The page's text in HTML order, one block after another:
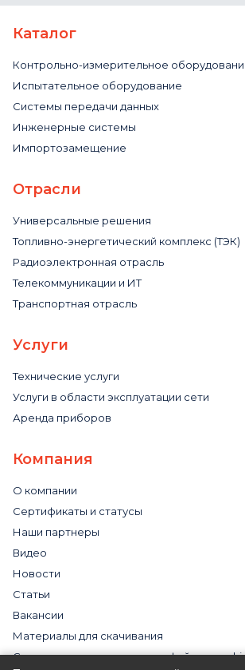
Каталог
Контрольно-измерительное
Испытательное оборудование
Системы передачи данных
Инженерные системы
Импортозамещение
Отрасли
Универсальные решения
Топливно-энергетический комплекс (ТЭК)
Радиоэлектронная отрасль
Телекоммуникации и ИТ
Транспортная отрасль
Услуги
Технические услуги
Услуги в области эксплуатации сети
Аренда приборов
Компания
О компании
Сертификаты и статусы
Наши партнеры
Видео
Новости
Статьи
Вакансии
Материалы для скачивания
Cогласие на использование файлов